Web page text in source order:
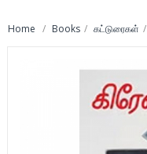
Home Books கட்டுரைகள்